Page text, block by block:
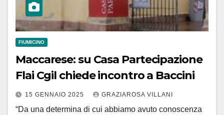
FIUMICINO
Maccarese: su Casa Partecipazione
Flai Cgil chiede incontro a Baccini
15 GENNAIO 2025 GRAZIAROSA VILLANI
“Da una determina di cui abbiamo avuto conoscenza